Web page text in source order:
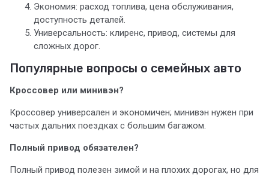
Экономия: расход топлива, цена обслуживания,
доступность деталей.
Универсальность: клиренс, привод, системы для
сложных дорог.
Популярные вопросы о семейных авто
Кроссовер или минивэн?
Кроссовер универсален и экономичен; минивэн нужен при
частых дальних поездках с большим багажом.
Полный привод обязателен?
Полный привод полезен зимой и на плохих дорогах, но для